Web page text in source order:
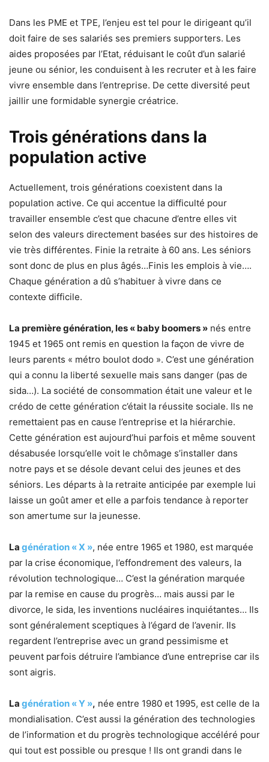
Dans les PME et TPE, l’enjeu est tel pour le dirigeant qu’il
doit faire de ses salariés ses premiers supporters. Les
aides proposées par l’Etat, réduisant le coût d’un salarié
jeune ou sénior, les conduisent à les recruter et à les faire
vivre ensemble dans l’entreprise. De cette diversité peut
jaillir une formidable synergie créatrice.
Trois générations dans la
population active
Actuellement, trois générations coexistent dans la
population active. Ce qui accentue la difficulté pour
travailler ensemble c’est que chacune d’entre elles vit
selon des valeurs directement basées sur des histoires de
vie très différentes. Finie la retraite à 60 ans. Les séniors
sont donc de plus en plus âgés…Finis les emplois à vie….
Chaque génération a dû s’habituer à vivre dans ce
contexte difficile.
La première génération, les « baby boomers » nés entre
1945 et 1965 ont remis en question la façon de vivre de
leurs parents « métro boulot dodo ». C’est une génération
qui a connu la liberté sexuelle mais sans danger (pas de
sida…). La société de consommation était une valeur et le
crédo de cette génération c’était la réussite sociale. Ils ne
remettaient pas en cause l’entreprise et la hiérarchie.
Cette génération est aujourd’hui parfois et même souvent
désabusée lorsqu’elle voit le chômage s’installer dans
notre pays et se désole devant celui des jeunes et des
séniors. Les départs à la retraite anticipée par exemple lui
laisse un goût amer et elle a parfois tendance à reporter
son amertume sur la jeunesse.
La génération « X », née entre 1965 et 1980, est marquée
par la crise économique, l’effondrement des valeurs, la
révolution technologique… C’est la génération marquée
par la remise en cause du progrès… mais aussi par le
divorce, le sida, les inventions nucléaires inquiétantes… Ils
sont généralement sceptiques à l’égard de l’avenir. Ils
regardent l’entreprise avec un grand pessimisme et
peuvent parfois détruire l’ambiance d’une entreprise car ils
sont aigris.
La génération « Y », née entre 1980 et 1995, est celle de la
mondialisation. C’est aussi la génération des technologies
de l’information et du progrès technologique accéléré pour
qui tout est possible ou presque ! Ils ont grandi dans le